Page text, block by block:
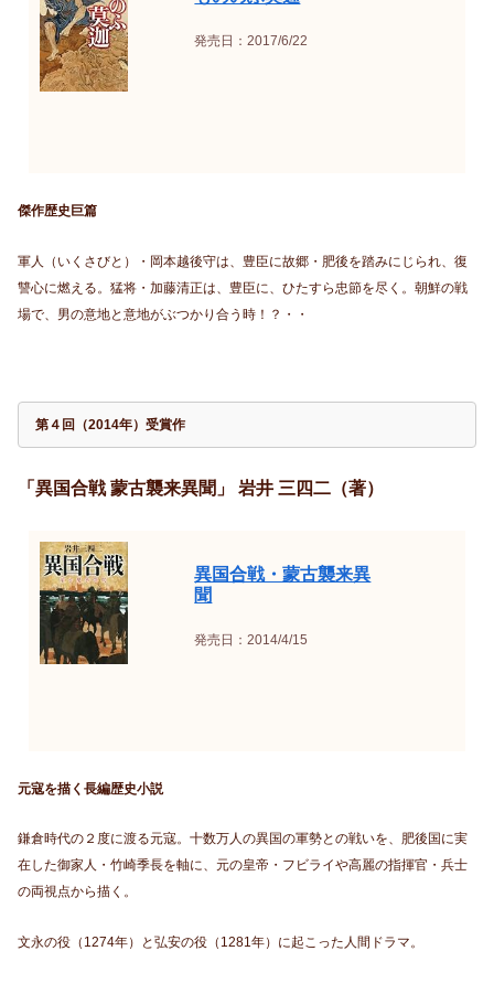
発売日：2017/6/22
傑作歴史巨篇
軍人（いくさびと）・岡本越後守は、豊臣に故郷・肥後を踏みにじられ、復
讐心に燃える。猛将・加藤清正は、豊臣に、ひたすら忠節を尽く。朝鮮の戦
場で、男の意地と意地がぶつかり合う時！？・・
第４回（2014年）受賞作
「異国合戦 蒙古襲来異聞」 岩井 三四二（著）
異国合戦・蒙古襲来異
聞
発売日：2014/4/15
元寇を描く長編歴史小説
鎌倉時代の２度に渡る元寇。十数万人の異国の軍勢との戦いを、肥後国に実
在した御家人・竹崎季長を軸に、元の皇帝・フビライや高麗の指揮官・兵士
の両視点から描く。
文永の役（1274年）と弘安の役（1281年）に起こった人間ドラマ。